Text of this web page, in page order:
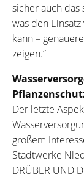
sicher auch das
was den
kann –
zeigen.“
Der letzte
großem
Stadtwerke
DRÜBER UND